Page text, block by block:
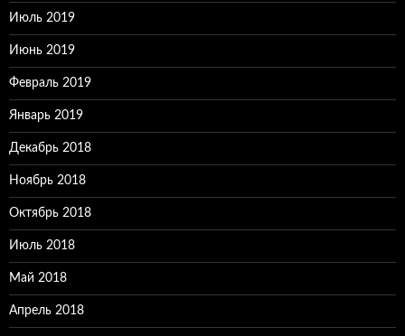
Июль 2019
Июнь 2019
Февраль 2019
Январь 2019
Декабрь 2018
Ноябрь 2018
Октябрь 2018
Июль 2018
Май 2018
Апрель 2018